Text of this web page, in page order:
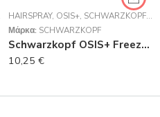
,STYLING.
HAIRSPRAY, OSIS+, SCHWARZKOPF PROFESSIONAL
Μάρκα: SCHWARZKOPF
Schwarzkopf OSIS+ Freeze 2 Strong Hold Hairspray 500ml
10,25 €